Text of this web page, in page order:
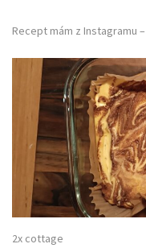
Recept mám z Instagramu –
2x cottage